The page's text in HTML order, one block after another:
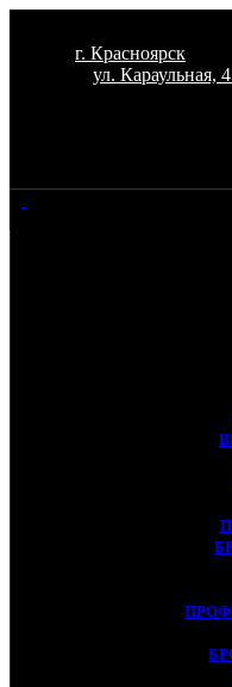
г. Красноярск
ул. Караульная,